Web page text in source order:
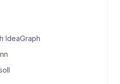
IdeaGraph